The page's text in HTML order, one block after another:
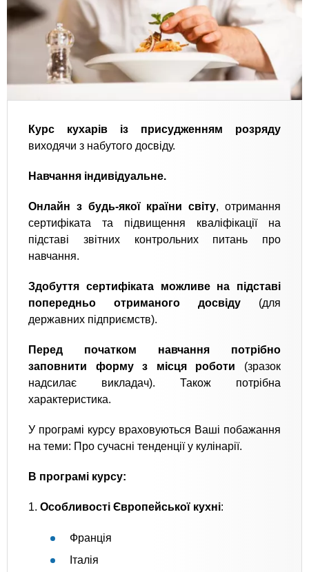
Курс кухарів із присудженням розряду
виходячи з набутого досвіду.
Навчання індивідуальне.
Онлайн з будь-якої країни світу, отримання
сертифіката та підвищення кваліфікації на
підставі звітних контрольних питань про
навчання.
Здобуття сертифіката можливе на підставі
попередньо отриманого досвіду (для
державних підприємств).
Перед початком навчання потрібно
заповнити форму з місця роботи (зразок
надсилає викладач). Також потрібна
характеристика.
У програмі курсу враховуються Ваші побажання
на теми: Про сучасні тенденції у кулінарії.
В програмі курсу:
1. Особливості Європейської кухні:
Франція
Італія